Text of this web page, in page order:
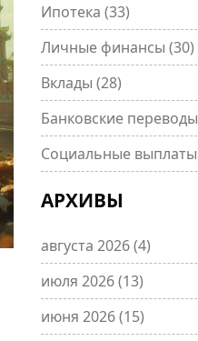
Ипотека (33)
Личные финансы (30)
Вклады (28)
Банковские переводы
Социальные выплаты
АРХИВЫ
августа 2026(4)
июля 2026(13)
июня 2026(15)